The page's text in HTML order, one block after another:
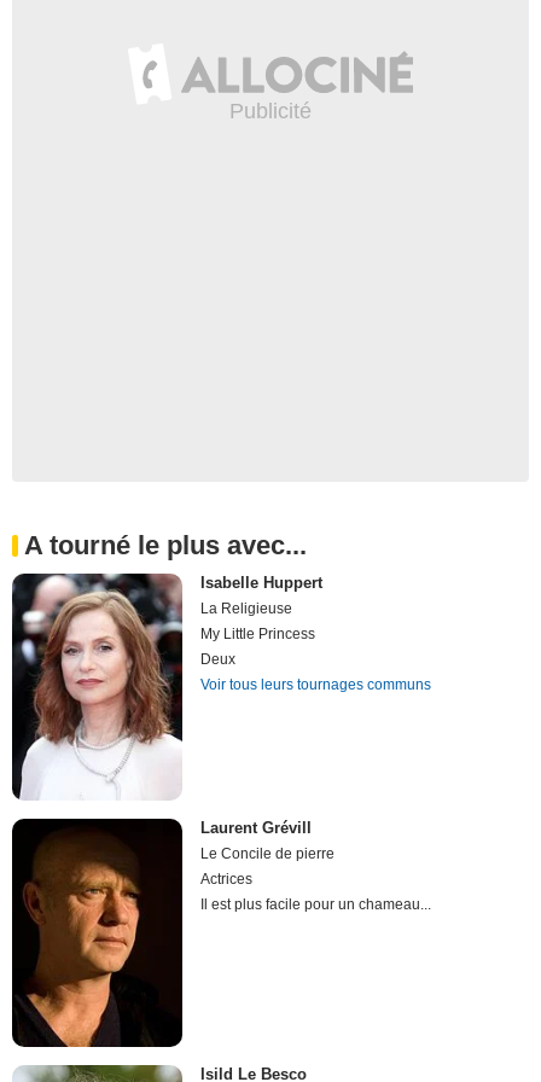
A tourné le plus avec...
Isabelle Huppert
La Religieuse
My Little Princess
Deux
Voir tous leurs tournages communs
Laurent Grévill
Le Concile de pierre
Actrices
Il est plus facile pour un chameau...
Isild Le Besco